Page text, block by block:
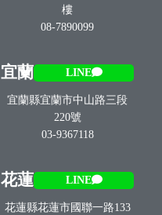
樓
08-7890099
宜蘭 LINE
宜蘭縣宜蘭市中山路三段
220號
03-9367118
花蓮 LINE
花蓮縣花蓮市國聯一路133